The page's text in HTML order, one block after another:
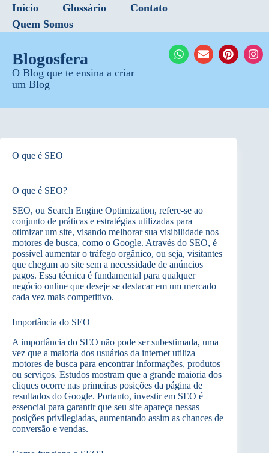
Início Glossário
Contato
Quem Somos
Blogosfera
O Blog que te ensina a criar
um Blog
O que é SEO
O que é SEO?
SEO, ou Search Engine Optimization, refere-se ao
conjunto de práticas e estratégias utilizadas para
otimizar um site, visando melhorar sua visibilidade nos
motores de busca, como o Google. Através do SEO, é
possível aumentar o tráfego orgânico, ou seja, visitantes
que chegam ao site sem a necessidade de anúncios
pagos. Essa técnica é fundamental para qualquer
negócio online que deseje se destacar em um mercado
cada vez mais competitivo.
Importância do SEO
A importância do SEO não pode ser subestimada, uma
vez que a maioria dos usuários da internet utiliza
motores de busca para encontrar informações, produtos
ou serviços. Estudos mostram que a grande maioria dos
cliques ocorre nas primeiras posições da página de
resultados do Google. Portanto, investir em SEO é
essencial para garantir que seu site apareça nessas
posições privilegiadas, aumentando assim as chances de
conversão e vendas.